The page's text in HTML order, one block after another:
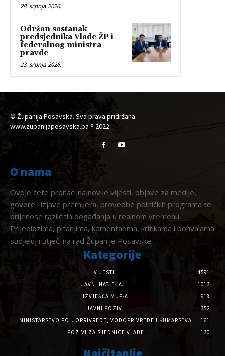
28. srpnja 2026.
Održan sastanak
predsjednika Vlade ŽP i
federalnog ministra
pravde
23. srpnja 2026.
© Županija Posavska. Sva prava pridržana.
www.zupanijaposavska.ba ® 2022
O nama
Ovdje ćete pronaći najnovije vijesti, objave za medije,
govore i izjave premijera, provedbe političkih programa te
prijenose različitih događanja u realnom vremenu.
Prijedlozima, pitanjima, komentarima, kritikama i pohvalama
sudjeluj i utječi na rad Županije Posavske.
Kategorije
VIJESTI
4591
JAVNI NATJEČAJI
1013
IZVJEŠĆA MUP-A
918
JAVNI POZIVI
352
MINISTARSTVO POLJOPRIVREDE, VODOPRIVREDE I ŠUMARSTVA
161
POZIVI ZA SJEDNICE VLADE
130